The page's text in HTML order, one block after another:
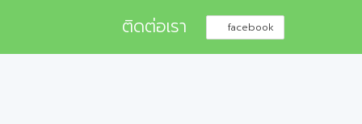
ติดต่อเรา facebook